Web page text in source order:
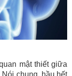
mật thiết giữa
chung, hầu hết